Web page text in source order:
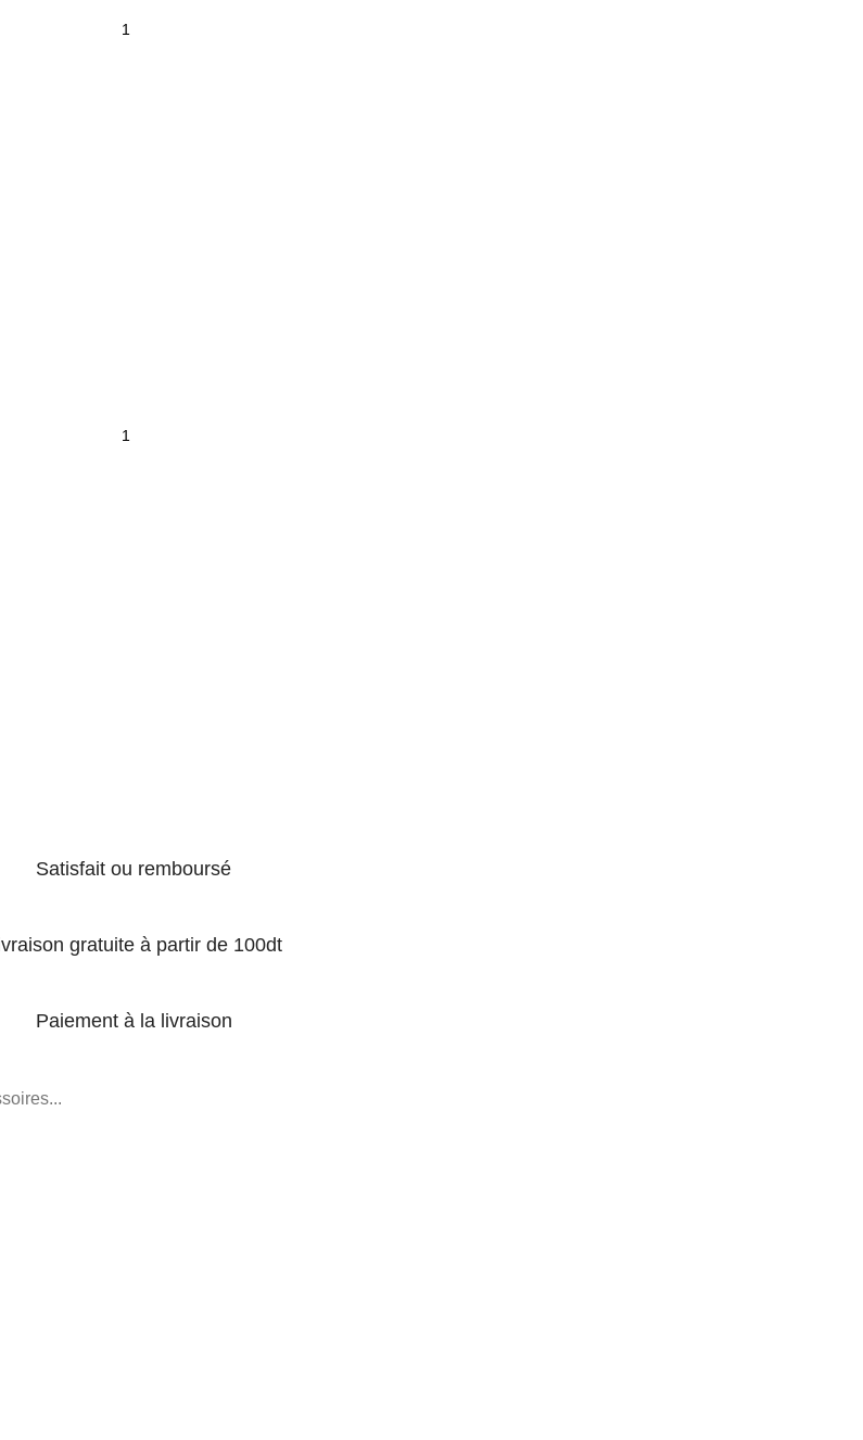
Satisfait ou remboursé
gratuite à partir de 100dt
Paiement à la livraison